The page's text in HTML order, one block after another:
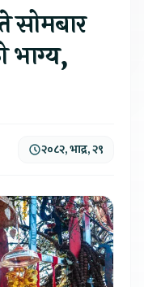
सोमबार
भाग्य,
२०८२, भाद्र, २९